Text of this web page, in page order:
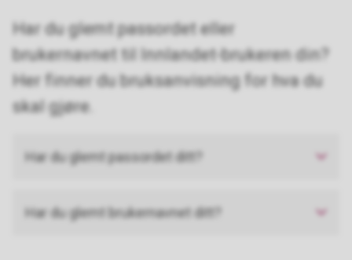
Har du glemt passordet eller
brukernavnet til Innlandet-brukeren din?
Her finner du bruksanvisning for hva du
skal gjøre.
Har du glemt passordet ditt?
Har du glemt brukernavnet ditt?